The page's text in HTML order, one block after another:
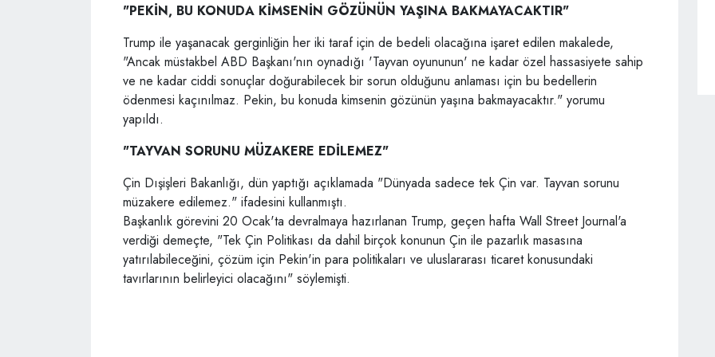
"PEKİN, BU KONUDA KİMSENİN GÖZÜNÜN YAŞINA BAKMAYACAKTIR"
Trump ile yaşanacak gerginliğin her iki taraf için de bedeli olacağına işaret edilen makalede,
"Ancak müstakbel ABD Başkanı'nın oynadığı 'Tayvan oyununun' ne kadar özel hassasiyete sahip
ve ne kadar ciddi sonuçlar doğurabilecek bir sorun olduğunu anlaması için bu bedellerin
ödenmesi kaçınılmaz. Pekin, bu konuda kimsenin gözünün yaşına bakmayacaktır." yorumu
yapıldı.
"TAYVAN SORUNU MÜZAKERE EDİLEMEZ"
Çin Dışişleri Bakanlığı, dün yaptığı açıklamada "Dünyada sadece tek Çin var. Tayvan sorunu
müzakere edilemez." ifadesini kullanmıştı.
Başkanlık görevini 20 Ocak'ta devralmaya hazırlanan Trump, geçen hafta Wall Street Journal'a
verdiği demeçte, "Tek Çin Politikası da dahil birçok konunun Çin ile pazarlık masasına
yatırılabileceğini, çözüm için Pekin'in para politikaları ve uluslararası ticaret konusundaki
tavırlarının belirleyici olacağını" söylemişti.